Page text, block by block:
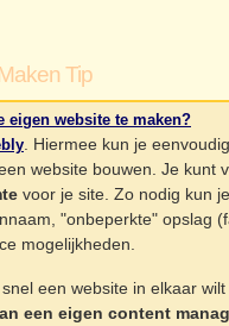
Tip
eigen website te maken?
. Hiermee kun je
website bouwen. Je kunt
voor je site. Zo nodig kun
"onbeperkte" opslag
mogelijkheden.
een website in elkaar wilt
een eigen content